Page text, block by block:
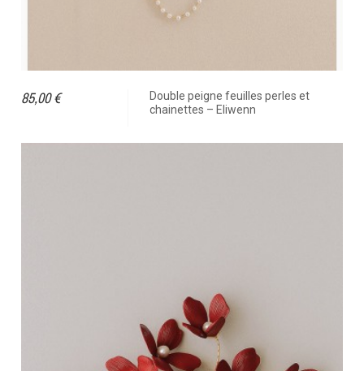
Double peigne feuilles perles et
chainettes – Eliwenn
85,00 €